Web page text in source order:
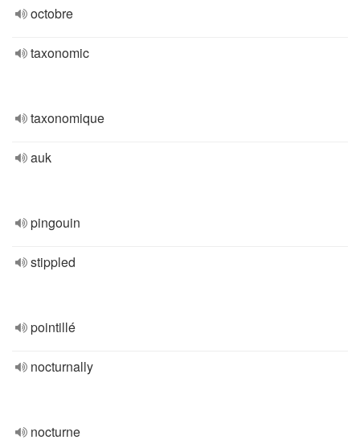
octobre
taxonomic
taxonomique
auk
pingouin
stippled
pointillé
nocturnally
nocturne